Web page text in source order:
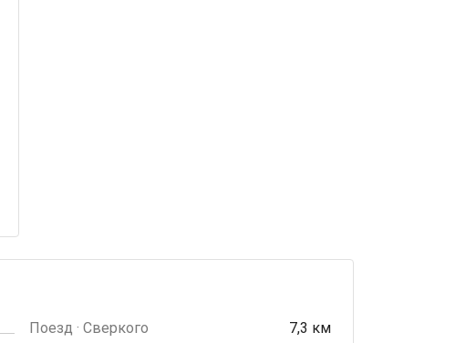
Поезд · Сверкого 7,3 км